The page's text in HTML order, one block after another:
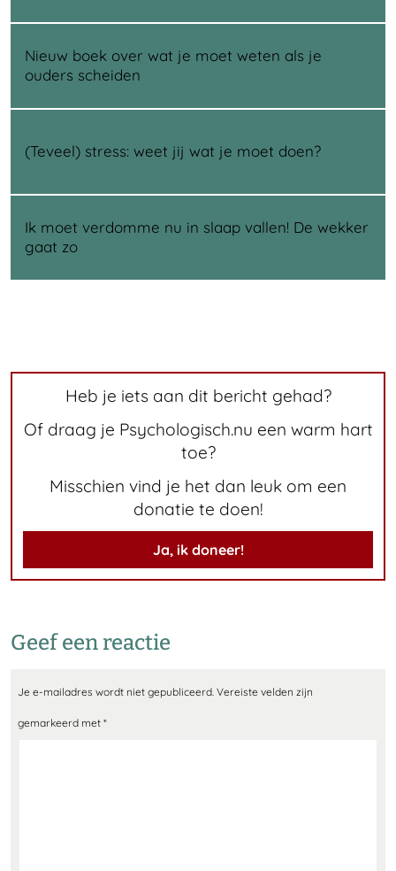
Nieuw boek over wat je moet weten als je
ouders scheiden
(Teveel) stress: weet jij wat je moet doen?
Ik moet verdomme nu in slaap vallen! De wekker
gaat zo
Heb je iets aan dit bericht gehad?
Of draag je Psychologisch.nu een warm hart
toe?
Misschien vind je het dan leuk om een
donatie te doen!
Ja, ik doneer!
Geef een reactie
Je e-mailadres wordt niet gepubliceerd. Vereiste velden zijn
gemarkeerd met *